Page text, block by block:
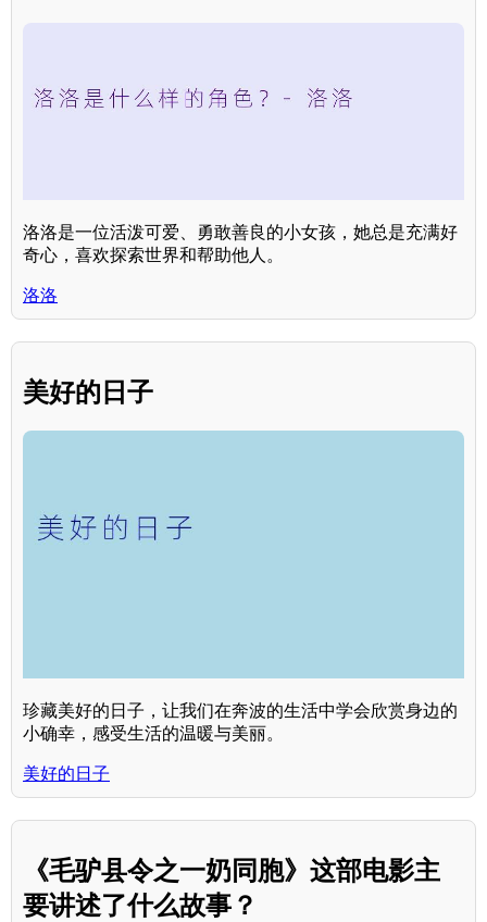
洛洛是一位活泼可爱、勇敢善良的小女孩，她总是充满好
奇心，喜欢探索世界和帮助他人。
洛洛
美好的日子
珍藏美好的日子，让我们在奔波的生活中学会欣赏身边的
小确幸，感受生活的温暖与美丽。
美好的日子
《毛驴县令之一奶同胞》这部电影主
要讲述了什么故事？